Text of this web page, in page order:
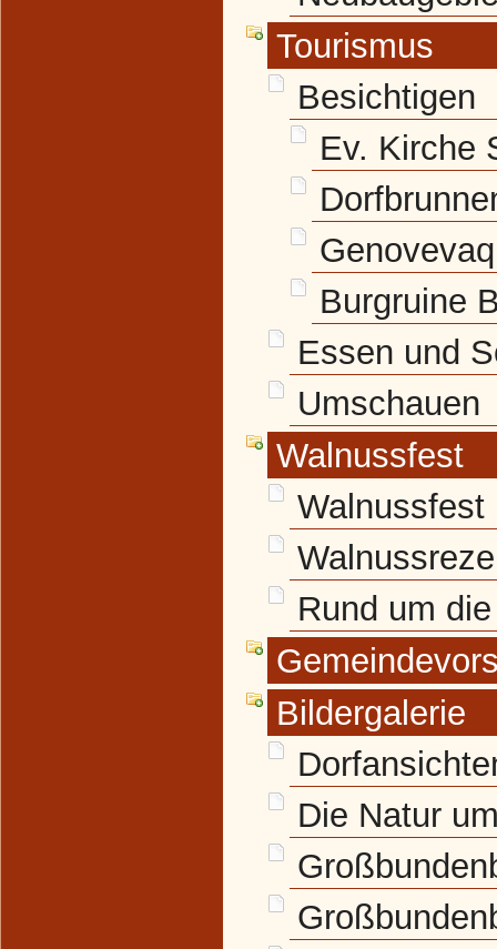
Tourismus
Besichtigen
Ev. Kirche
Burgruine
Essen und
Umschauen
Walnussfest
Walnussfest
Rund um
Bildergalerie
Die Natur